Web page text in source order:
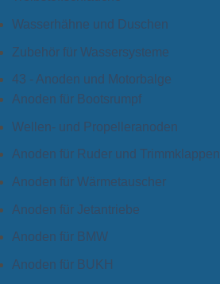
Wasserhähne und Duschen
Zubehör für Wassersysteme
43 - Anoden und Motorbalge
Anoden für Bootsrumpf
Wellen- und Propelleranoden
Anoden für Ruder und Trimmklappen
Anoden für Wärmetauscher
Anoden für Jetantriebe
Anoden für BMW
Anoden für BUKH